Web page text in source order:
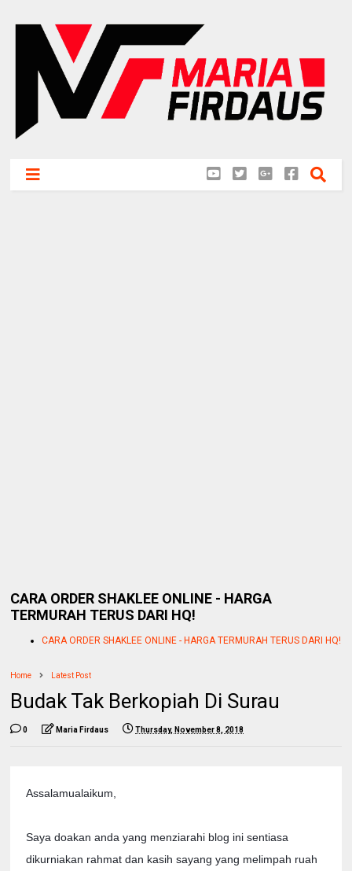
CARA ORDER SHAKLEE ONLINE - HARGA
TERMURAH TERUS DARI HQ!
CARA ORDER SHAKLEE ONLINE - HARGA TERMURAH TERUS DARI HQ!
Home Latest Post
Budak Tak Berkopiah Di Surau
0 Maria Firdaus Thursday, November 8, 2018
Assalamualaikum,
Saya doakan anda yang menziarahi blog ini sentiasa
dikurniakan rahmat dan kasih sayang yang melimpah ruah